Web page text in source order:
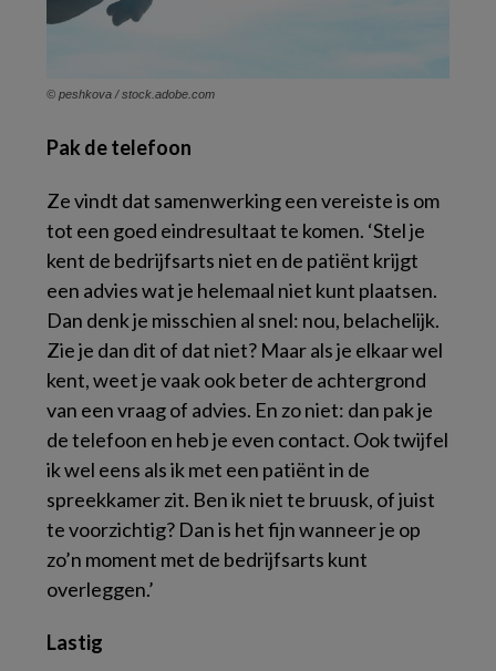
© peshkova / stock.adobe.com
Pak de telefoon
Ze vindt dat samenwerking een vereiste is om
tot een goed eindresultaat te komen. ‘Stel je
kent de bedrijfsarts niet en de patiënt krijgt
een advies wat je helemaal niet kunt plaatsen.
Dan denk je misschien al snel: nou, belachelijk.
Zie je dan dit of dat niet? Maar als je elkaar wel
kent, weet je vaak ook beter de achtergrond
van een vraag of advies. En zo niet: dan pak je
de telefoon en heb je even contact. Ook twijfel
ik wel eens als ik met een patiënt in de
spreekkamer zit. Ben ik niet te bruusk, of juist
te voorzichtig? Dan is het fijn wanneer je op
zo’n moment met de bedrijfsarts kunt
overleggen.’
Lastig